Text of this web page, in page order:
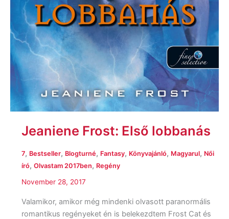
Jeaniene Frost: Első lobbanás
7, Bestseller, Blogturné, Fantasy, Könyvajánló, Magyarul, Női
író, Olvastam 2017ben, Regény
November 28, 2017
Valamikor, amikor még mindenki olvasott paranormális
romantikus regényeket én is belekezdtem Frost Cat és